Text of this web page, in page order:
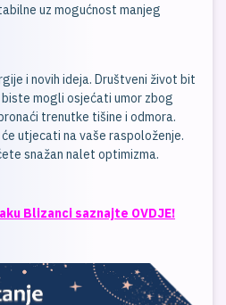
uz mogućnost manjeg
i novih ideja. Društveni život bit
mogli osjećati umor zbog
trenutke tišine i odmora.
utjecati na vaše raspoloženje.
snažan nalet optimizma.
Blizanci saznajte OVDJE!